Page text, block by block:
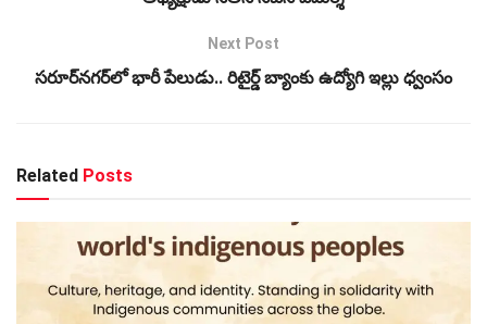
Next Post
సరూర్‌నగర్‌లో భారీ పేలుడు.. రిటైర్డ్‌ బ్యాంకు ఉద్యోగి ఇల్లు ధ్వంసం
Related Posts